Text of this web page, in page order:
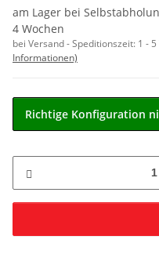
am Lager bei
4 Wochen
bei Versand - Speditionszeit: 1 -
Informationen)
Richtige Konfiguration